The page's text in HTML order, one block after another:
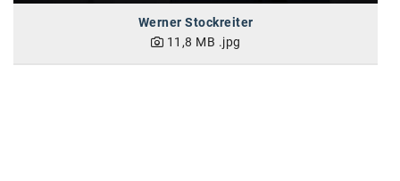
Werner Stockreiter
11,8 MB .jpg